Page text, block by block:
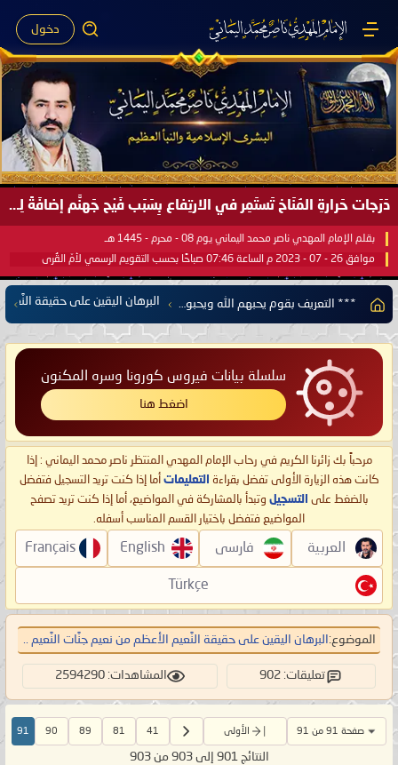
دخول
دَرَجات حَرارةِ المُنَاخ تَستَمِر في الارتِفاع بِسَبَب فَيْح جَهنَّم إضافَةً لِحرارةِ الشَّمس في مُحكَم القُرآن العَظيم ..
بقلم الإمام المهدي ناصر محمد اليماني يوم 08 - محرم - 1445 هـ
موافق 26 - 07 - 2023 م الساعة 07:46 صباحًا بحسب التقويم الرسمي لأمّ القُرى
*** التعريف بقوم يحبهم الله ويحبونه إلى كافة علماء الأمة والناس أجمعين *** البرهان اليقين على حقيقة
سلسلة بيانات فيروس كورونا وسره المكنون
اضغط هنا
مرحباً بك زائرنا الكريم في رحاب الإمام المهدي المنتظر ناصر محمد اليماني : إذا
كانت هذه الزيارة الأولى تفضل بقراءة التعليمات أما إذا كنت تريد التسجيل فتفضل
بالضغط على التسجيل وتبدأ بالمشاركة في المواضيع، أما إذا كنت تريد تصفح
المواضيع فتفضل باختيار القسم المناسب أسفله.
العربية فارسی English
Français
Türkçe
الموضوع: البرهان اليقين على حقيقة النَّعيم الأعظم من نعيم جنَّات النَّعيم ..
تعليقات: 902 المشاهدات: 2594290
صفحة 91 من 91 الأولى 41
81
89
90
91
النتائج 901 إلى 903 من 903